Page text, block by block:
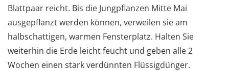
Blattpaar reicht. Bis die Jungpflanzen Mitte Mai
ausgepflanzt werden können, verweilen sie am
halbschattigen, warmen Fensterplatz. Halten Sie
weiterhin die Erde leicht feucht und geben alle 2
Wochen einen stark verdünnten Flüssigdünger.